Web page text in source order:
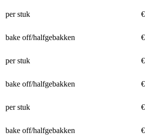
per stuk
bake off/halfgebakken
per stuk
bake off/halfgebakken
per stuk
bake off/halfgebakken